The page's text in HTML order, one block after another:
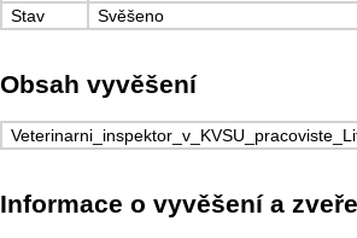
Stav
Svěšeno
Obsah vyvěšení
Informace o vyvěšení a